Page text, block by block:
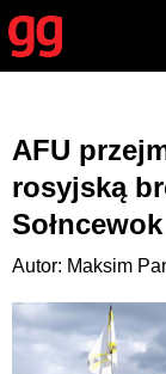
AFU
rosyjską
Autor: Maksim